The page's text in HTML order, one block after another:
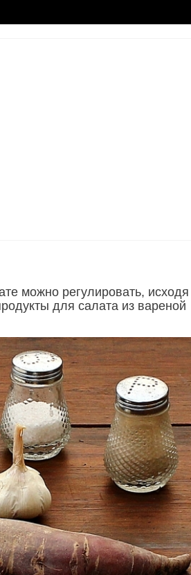
можно регулировать, исходя
для салата из вареной